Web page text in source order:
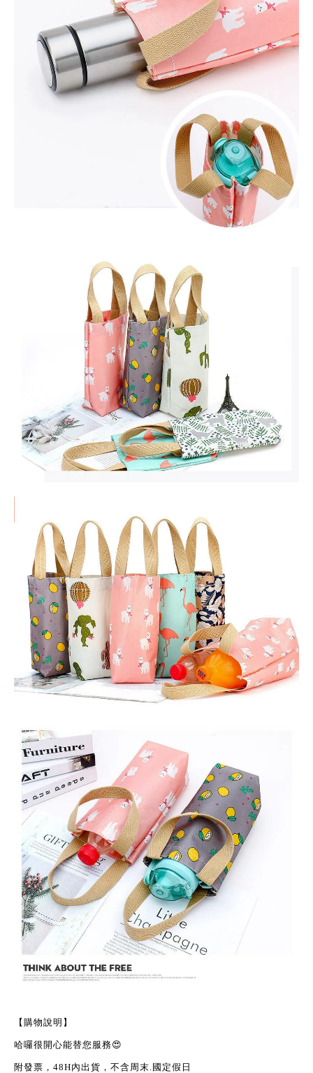
【購物說明】
哈囉很開心能替您服務😍
附發票， 48H內出貨，不含周末 國定假日